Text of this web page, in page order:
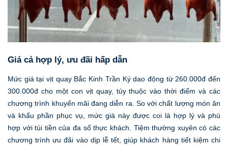
Giá cả hợp lý, ưu đãi hấp dẫn
Mức giá tại vịt quay Bắc Kinh Trần Ký dao động từ 260.000đ đến
300.000đ cho một con vịt quay, tùy thuộc vào thời điểm và các
chương trình khuyến mãi đang diễn ra. So với chất lượng món ăn
và khẩu phần phục vụ, mức giá này được coi là hợp lý và phù
hợp với túi tiền của đa số thực khách. Tiệm thường xuyên có các
chương trình ưu đãi vào dịp lễ tết, giúp khách hàng tiết kiệm chi